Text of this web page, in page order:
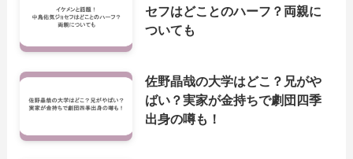
セフはどことのハーフ？両親に
ついても
佐野晶哉の大学はどこ？兄がや
ばい？実家が金持ちで劇団四季
出身の噂も！